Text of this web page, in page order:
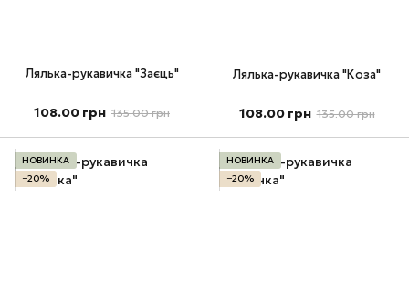
Лялька-рукавичка "Заєць"
108.00 грн 135.00 грн
Лялька-рукавичка "Коза"
108.00 грн 135.00 грн
НОВИНКА
−20%
НОВИНКА
−20%